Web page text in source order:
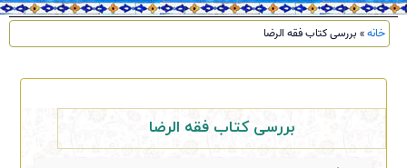
خانه» بررسی کتاب فقه الرضا
بررسی کتاب فقه الرضا